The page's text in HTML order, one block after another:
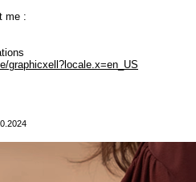
me :
graphicxell?locale.x=en_US